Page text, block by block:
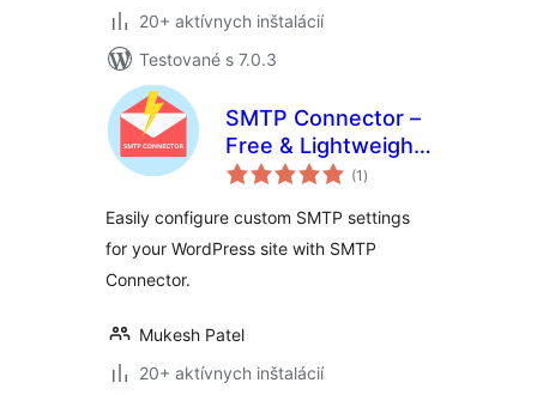
20+ aktívnych inštalácií
Testované s 7.0.3
SMTP Connector –
Free & Lightweight
SMTP Plugin for
(1 celkové
hodnotenie
)
Easily configure custom SMTP settings
for your WordPress site with SMTP
Connector.
Mukesh Patel
20+ aktívnych inštalácií